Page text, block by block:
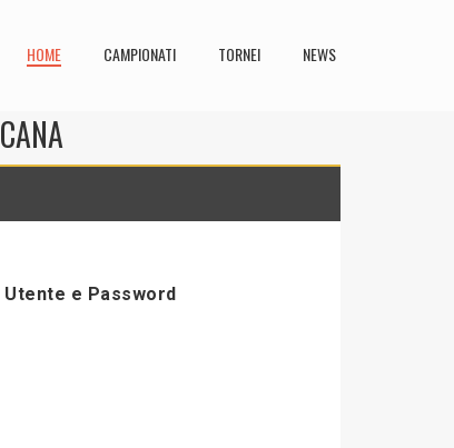
HOME CAMPIONATI TORNEI NEWS
e Password